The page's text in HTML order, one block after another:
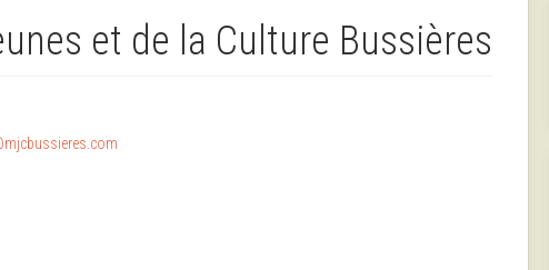
et de la Culture Bussières